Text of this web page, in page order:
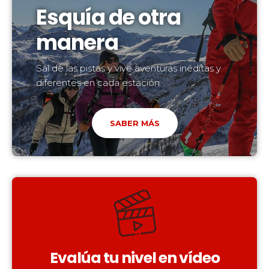
Esquía de otra
manera
Sal de las pistas y vive aventuras inéditas y
diferentes en cada estación.
SABER MÁS
Evalúa tu nivel en vídeo